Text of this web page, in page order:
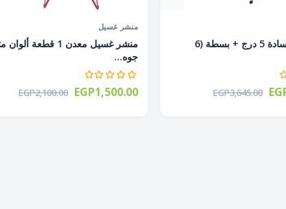
سلم معدن سادة 5 درج + بسطة (6
EGP3,645.00
منشر غسيل
منشر غسيل معدن 1 قطعة
جوه...
EGP2,100.00 EGP1,500.00